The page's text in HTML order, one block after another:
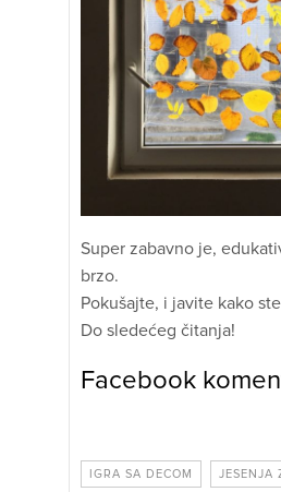
Super zabavno je,
brzo.
Pokušajte, i javite kako
Do sledećeg čitanja!
Facebook
IGRA SA DECOM JESENJA